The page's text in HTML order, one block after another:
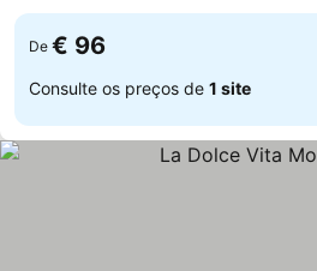
De € 96
Consulte os preços de 1 site